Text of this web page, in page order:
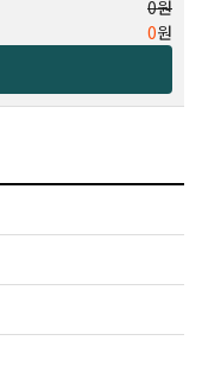
0원
0원